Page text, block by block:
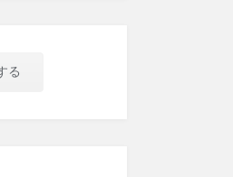
る